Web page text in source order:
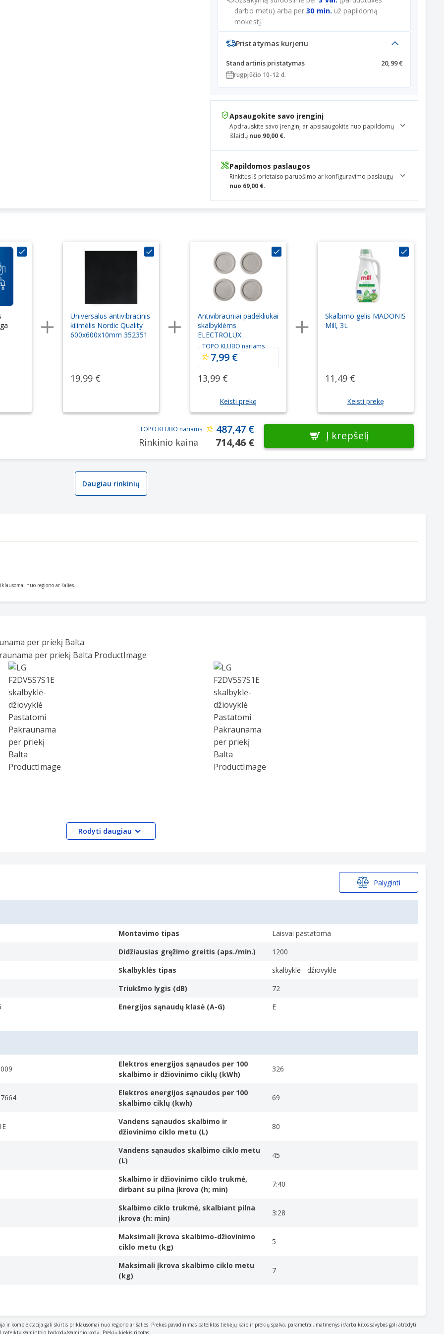
darbo metu) arba per30 min. už papildomą
mokestį.
Pristatymas kurjeriu
Standartinis pristatymas 20,99 €
rugpjūčio 10-12 d.
Apsaugokite savo įrenginį
Apdrauskite savo įrenginį ar apsisaugokite nuo papildomų
išlaidų nuo 90,00 €.
Papildomos paslaugos
Rinkitės iš prietaiso paruošimo ar konfiguravimo paslaugų
nuo 69,00 €.
Universalus antivibracinis
kilimėlis Nordic Quality
600x600x10mm 352351
19,99 €
Antivibraciniai padėkliukai
skalbyklėms
ELECTROLUX
E4WHPA02 4vnt.
13,99 €
TOPO KLUBO nariams
7,99 €
Keisti prekę
Skalbimo gelis MADONIS
Mill, 3L
11,49 €
Keisti prekę
TOPO KLUBO nariams 487,47 €
Rinkinio kaina 714,46 €
Į krepšelį
Daugiau rinkinių
nuo regiono ar šalies.
per priekį Balta
pagrįstų duomenų, todėl ji užtikrina puikų skalbimo judesių optimizavimą, kad jūsų skalbiniai būtų apsaugoti.
tada pagal tai automatiškai optimizuoja judėjimą.
prietaisų technologija. Efektyviai išnaudokite vietą namuose – daugiau vietos jūsų šeimai.
daugiau laiko ir jį galėsite maloniai leisti su šeima.
naminių erkučių, kurios gali sukelti alergiją arba kvėpavimo sutrikimų, be to, skalbiniuose lieka 30% mažiau raukšlių.
Rodyti daugiau
Palyginti
Montavimo tipas
Laisvai pastatoma
Didžiausias gręžimo greitis (aps./min.)
1200
Skalbyklės tipas
skalbyklė - džiovyklė
Triukšmo lygis (dB)
72
Energijos sąnaudų klasė (A-G) E
Elektros energijos sąnaudos per 100
skalbimo ir džiovinimo ciklų (kWh)
326
Elektros energijos sąnaudos per 100
skalbimo ciklų (kwh)
69
Vandens sąnaudos skalbimo ir
džiovinimo ciklo metu (L)
80
Vandens sąnaudos skalbimo ciklo metu
(L)
45
Skalbimo ir džiovinimo ciklo trukmė,
dirbant su pilna įkrova (h; min)
7:40
Skalbimo ciklo trukmė, skalbiant pilna
įkrova (h: min)
3:28
Maksimali įkrova skalbimo-džiovinimo
ciklo metu (kg)
5
Maksimali įkrova skalbimo ciklo metu
(kg)
7
komplektacija gali skirtis priklausomai nuo regiono ar šalies. Prekės pavadinimas pateiktas tiekėjų kaip ir prekių spalva, parametrai, matmenys ir/arba kitos savybės gali atrodyti
gamintojo barkodą/gaminio kodą. Prekių kiekis ribotas.